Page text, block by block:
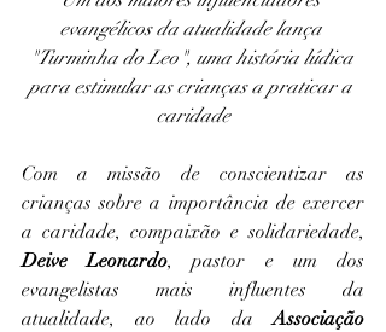
evangélicos da atualidade lança
"Turminha do Leo", uma história lúdica
para estimular as crianças a praticar a
caridade
Com a missão de conscientizar as
crianças sobre a importância de exercer
Deive Leonardo, pastor e um dos
evangelistas mais influentes da
atualidade, ao lado da Associação